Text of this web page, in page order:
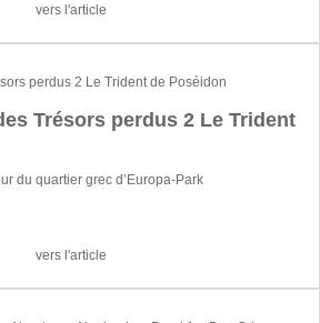
vers l'article
Trésors perdus 2 Le Trident
du quartier grec d’Europa-Park
vers l'article